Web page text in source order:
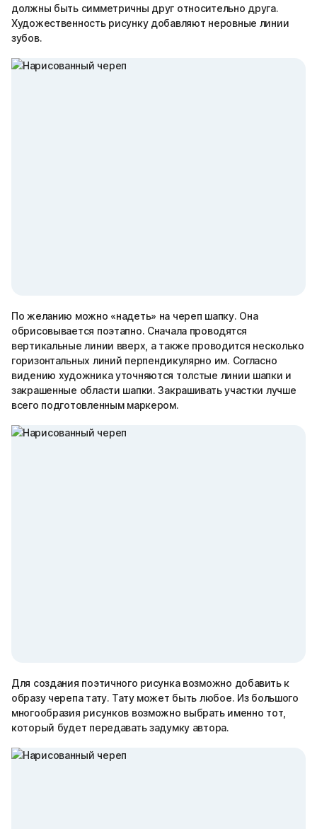
должны быть симметричны друг относительно друга.
Художественность рисунку добавляют неровные линии
зубов.
По желанию можно «надеть» на череп шапку. Она
обрисовывается поэтапно. Сначала проводятся
вертикальные линии вверх, а также проводится несколько
горизонтальных линий перпендикулярно им. Согласно
видению художника уточняются толстые линии шапки и
закрашенные области шапки. Закрашивать участки лучше
всего подготовленным маркером.
Для создания поэтичного рисунка возможно добавить к
образу черепа тату. Тату может быть любое. Из большого
многообразия рисунков возможно выбрать именно тот,
который будет передавать задумку автора.